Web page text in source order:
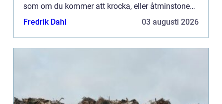
som om du kommer att krocka, eller åtminstone
dra i backspegeln i den andra bilen. Du saktar
Fredrik Dahl 03 augusti 2026